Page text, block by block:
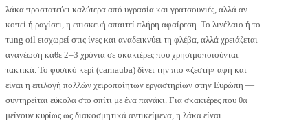
λάκα προστατεύει καλύτερα από υγρασία και γρατσουνιές, αλλά αν
κοπεί ή ραγίσει, η επισκευή απαιτεί πλήρη αφαίρεση. Το λινέλαιο ή το
τung oil εισχωρεί στις ίνες και αναδεικνύει τη φλέβα, αλλά χρειάζεται
ανανέωση κάθε 2–3 χρόνια σε σκακιέρες που χρησιμοποιούνται
τακτικά. Το φυσικό κερί (carnauba) δίνει την πιο «ζεστή» αφή και
είναι η επιλογή πολλών χειροποίητων εργαστηρίων στην Ευρώπη —
συντηρείται εύκολα στο σπίτι με ένα πανάκι. Για σκακιέρες που θα
μείνουν κυρίως ως διακοσμητικά αντικείμενα, η λάκα είναι